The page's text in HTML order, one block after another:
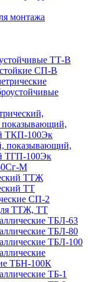
монтажа
ТТ-В
СП-В
показывающий,
ТКП-100Эк
показывающий,
ТГП-100Эк
М
ТТЖ
ТТ
СП-2
ТТЖ, ТТ
ТБЛ-63
ТБЛ-80
ТБЛ-100
ТБН-100К
ТБ-1